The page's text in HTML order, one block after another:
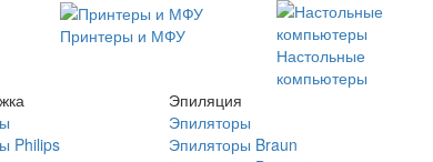
Принтеры и МФУ
Настольные
компьютеры
Philips
Эпиляция
Эпиляторы
Эпиляторы Braun